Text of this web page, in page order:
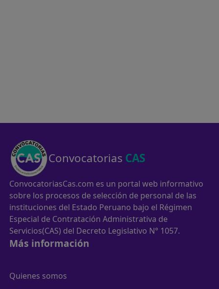
Convocatorias CAS
ConvocatoriasCas.com es un portal web informativo
sobre los procesos de selección de personal de las
instituciones del Estado Peruano bajo el Régimen
Especial de Contratación Administrativa de
Servicios(CAS) del Decreto Legislativo N° 1057.
Más información
Quienes somos